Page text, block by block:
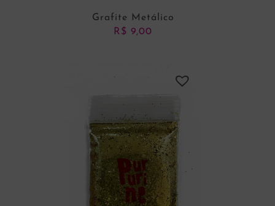
Grafite Metálico
R$ 9,00